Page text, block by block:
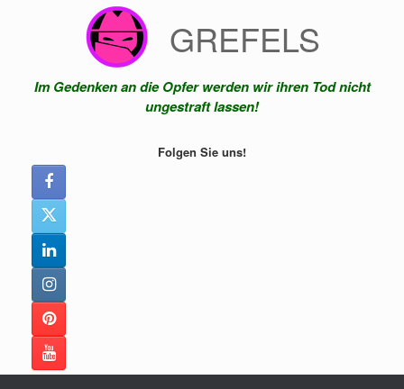
GREFELS
Im Gedenken an die Opfer werden wir ihren Tod nicht
ungestraft lassen!
Folgen Sie uns!